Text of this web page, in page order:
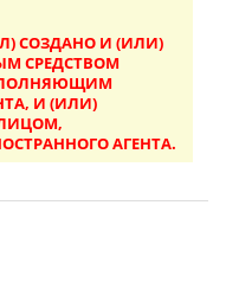
СОЗДАНО И (ИЛИ)
СРЕДСТВОМ
И (ИЛИ)
АГЕНТА.